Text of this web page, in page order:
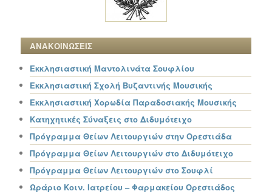
ΑΝΑΚΟΙΝΩΣΕΙΣ
Εκκλησιαστική Μαντολινάτα Σουφλίου
Εκκλησιαστική Σχολή Βυζαντινής Μουσικής
Εκκλησιαστική Χορωδία Παραδοσιακής Μουσικής
Κατηχητικές Σύναξεις στο Διδυμότειχο
Πρόγραμμα Θείων Λειτουργιών στην Ορεστιάδα
Πρόγραμμα Θείων Λειτουργιών στο Διδυμότειχο
Πρόγραμμα Θείων Λειτουργιών στο Σουφλί
Ωράριο Κοιν. Ιατρείου – Φαρμακείου Ορεστιάδος